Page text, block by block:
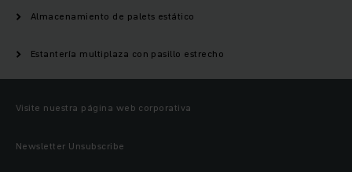
Almacenamiento de palets estático
Estantería multiplaza con pasillo estrecho
Visite nuestra página web corporativa
Newsletter Unsubscribe